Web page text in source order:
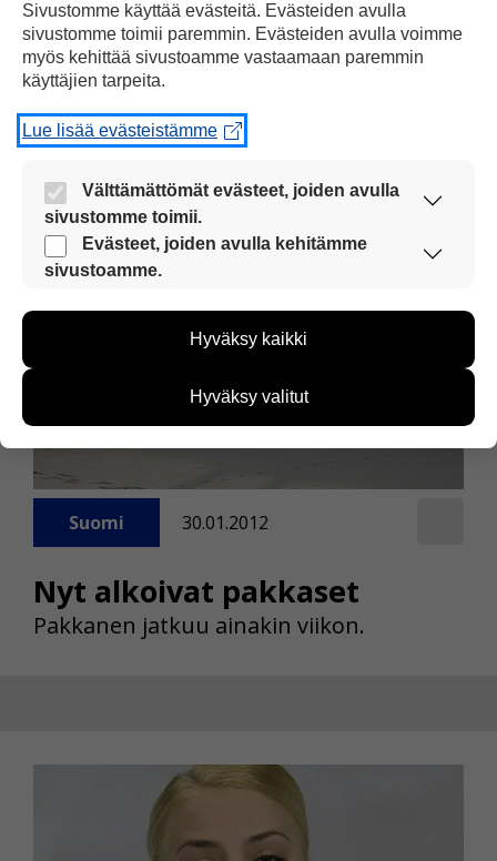
Venäjällä tuloerot ovat
valtavia
Venäläinen tienaa keskimäärin 500
euroa kuukaudessa.
Nyt alkoivat pakkaset
Suomi 30.01.2012
Pakkanen jatkuu ainakin viikon.
Sivustomme käyttää evästeitä. Evästeiden avulla
sivustomme toimii paremmin. Evästeiden avulla voimme
myös kehittää sivustoamme vastaamaan paremmin
käyttäjien tarpeita.
Lue lisää evästeistämme
Välttämättömät evästeet, joiden avulla
sivustomme toimii.
Nämä evästeet ovat aina käytössä, jotta
sivustoamme voi käyttää sujuvasti ja turvallisesti.
Evästeet, joiden avulla kehitämme
sivustoamme.
kehittää sivustoamme vastaamaan paremmin
kävijämääristä ja siitä, mitä sivuja käytetään ja
miten sivuilla liikutaan. Emme kuitenkaan kerää
Hyväksy kaikki
Hyväksy valitut